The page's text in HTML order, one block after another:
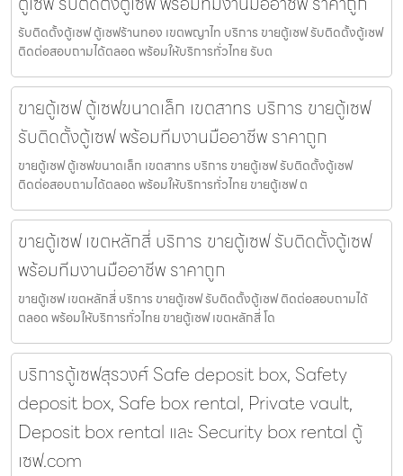
รับติดตั้งตู้เซฟ ตู้เซฟร้านทอง เขตพญาไท บริการ ขายตู้เซฟ รับติดตั้งตู้เซฟ
ติดต่อสอบถามได้ตลอด พร้อมให้บริการทั่วไทย รับต
ขายตู้เซฟ ตู้เซฟขนาดเล็ก เขตสาทร บริการ ขายตู้เซฟ
รับติดตั้งตู้เซฟ พร้อมทีมงานมืออาชีพ ราคาถูก
ขายตู้เซฟ ตู้เซฟขนาดเล็ก เขตสาทร บริการ ขายตู้เซฟ รับติดตั้งตู้เซฟ
ติดต่อสอบถามได้ตลอด พร้อมให้บริการทั่วไทย ขายตู้เซฟ ต
ขายตู้เซฟ เขตหลักสี่ บริการ ขายตู้เซฟ รับติดตั้งตู้เซฟ
พร้อมทีมงานมืออาชีพ ราคาถูก
ขายตู้เซฟ เขตหลักสี่ บริการ ขายตู้เซฟ รับติดตั้งตู้เซฟ ติดต่อสอบถามได้
ตลอด พร้อมให้บริการทั่วไทย ขายตู้เซฟ เขตหลักสี่ โด
บริการตู้เซฟสุรวงศ์ Safe deposit box, Safety
deposit box, Safe box rental, Private vault,
Deposit box rental และ Security box rental ตู้
เซฟ.com